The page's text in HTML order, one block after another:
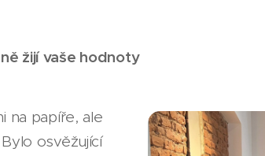
žijí vaše hodnoty
na papíře, ale
osvěžující